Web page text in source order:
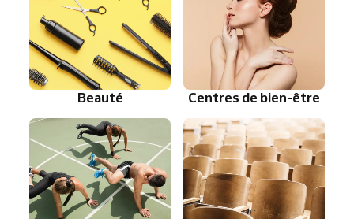
Beauté Centres de bien-être